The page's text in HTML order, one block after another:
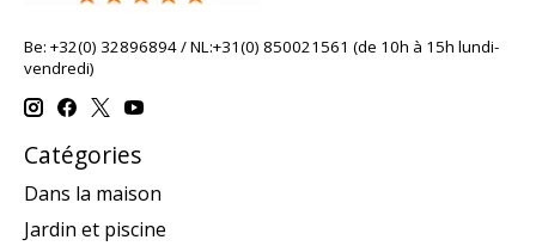
Be: +32(0) 32896894 / NL:+31(0) 850021561 (de 10h à 15h lundi-
vendredi)
Catégories
Dans la maison
Jardin et piscine